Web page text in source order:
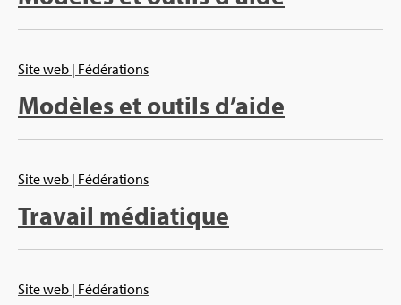
Site web | Fédé­ra­tions
Modèles et outils d’aide
Site web | Fédé­ra­tions
Tra­vail média­tique
Site web | Fédé­ra­tions